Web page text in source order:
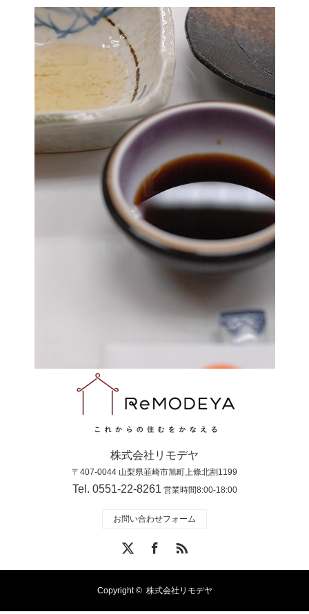
株式会社リモデヤ
〒407-0044 山梨県韮崎市旭町上條北割1199
Tel. 0551-22-8261営業時間8:00-18:00
お問い合わせフォーム
RSS
Copyright © 株式会社リモデヤ